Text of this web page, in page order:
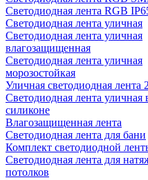
Светодиодная лента RGB
Светодиодная лента уличная
Светодиодная лента уличная
влагозащищенная
Светодиодная лента уличная
морозостойкая
Уличная светодиодная лента
Светодиодная лента уличная
силиконе
Влагозащищенная лента
Светодиодная лента для бани
Комплект светодиодной
Светодиодная лента для
потолков